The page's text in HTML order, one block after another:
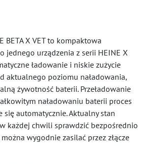
BETA X VET to kompaktowa
jednego urządzenia z serii HEINE X
ładowanie i niskie zużycie
aktualnego poziomu naładowania,
żywotność baterii. Przeładowanie
naładowaniu baterii proces
się automatycznie. Aktualny stan
każdej chwili sprawdzić bezpośrednio
wygodnie zasilać przez złącze